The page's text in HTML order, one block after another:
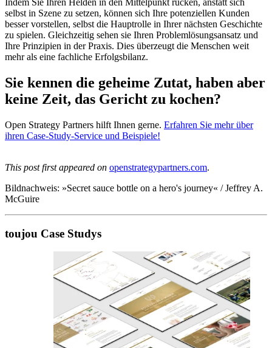
Indem Sie Ihren Helden in den Mittelpunkt rücken, anstatt sich
selbst in Szene zu setzen, können sich Ihre potenziellen Kunden
besser vorstellen, selbst die Hauptrolle in Ihrer nächsten Geschichte
zu spielen. Gleichzeitig sehen sie Ihren Problemlösungsansatz und
Ihre Prinzipien in der Praxis. Dies überzeugt die Menschen weit
mehr als eine fachliche Erfolgsbilanz.
Sie kennen die geheime Zutat, haben aber
keine Zeit, das Gericht zu kochen?
Open Strategy Partners hilft Ihnen gerne. Erfahren Sie mehr über
ihren Case-Study-Service und Beispiele!
This post first appeared on openstrategypartners.com.
Bildnachweis: »Secret sauce bottle on a hero's journey« / Jeffrey A.
McGuire
toujou Case Studys